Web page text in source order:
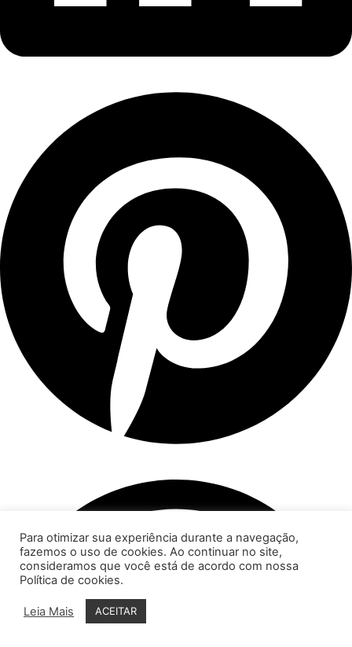
Para otimizar sua experiência durante a navegação,
fazemos o uso de cookies. Ao continuar no site,
consideramos que você está de acordo com nossa
Política de cookies.
Leia Mais ACEITAR